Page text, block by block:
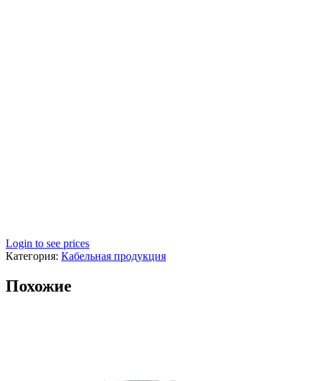
Login to see prices
Категория: Кабельная продукция
Похожие